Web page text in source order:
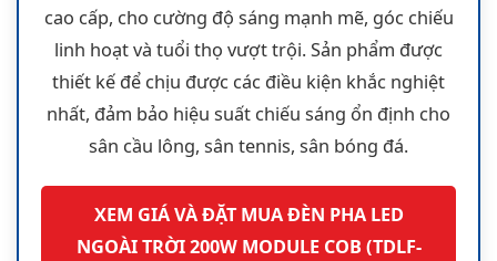
cao cấp, cho cường độ sáng mạnh mẽ, góc chiếu
linh hoạt và tuổi thọ vượt trội. Sản phẩm được
thiết kế để chịu được các điều kiện khắc nghiệt
nhất, đảm bảo hiệu suất chiếu sáng ổn định cho
sân cầu lông, sân tennis, sân bóng đá.
XEM GIÁ VÀ ĐẶT MUA ĐÈN PHA LED
NGOÀI TRỜI 200W MODULE COB (TDLF-